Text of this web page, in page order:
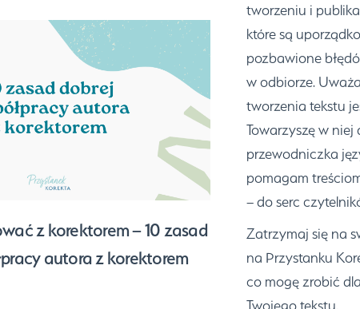
z korektorem – 10 zasad
autora z korektorem
tworzeniu i
które są
pozbawione
w odbiorze.
tworzenia tekstu
Towarzyszę w
przewodniczka
pomagam
– do serc
Zatrzymaj się na
na Przystanku
co mogę zrobić
Twojego tekstu.